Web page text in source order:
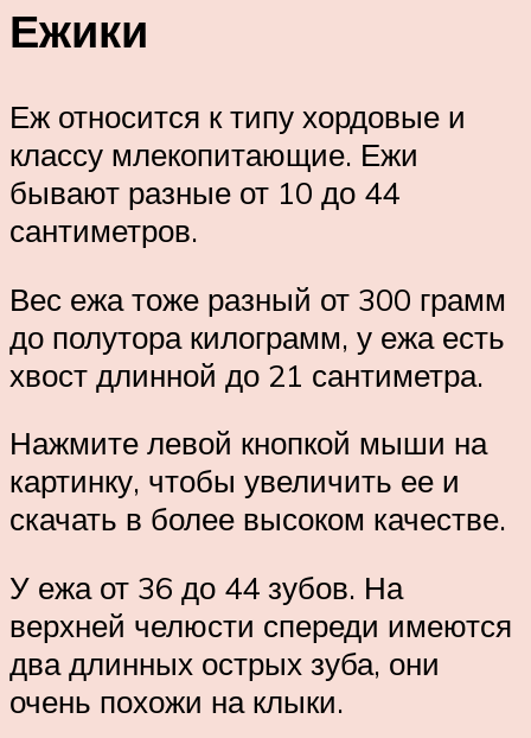
Ежики
Еж относится к типу хордовые и
классу млекопитающие. Ежи
бывают разные от 10 до 44
сантиметров.
Вес ежа тоже разный от 300 грамм
до полутора килограмм, у ежа есть
хвост длинной до 21 сантиметра.
Нажмите левой кнопкой мыши на
картинку, чтобы увеличить ее и
скачать в более высоком качестве.
У ежа от 36 до 44 зубов. На
верхней челюсти спереди имеются
два длинных острых зуба, они
очень похожи на клыки.